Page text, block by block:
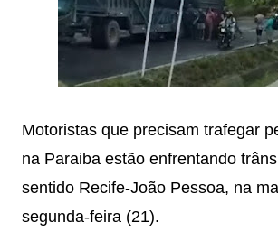
Motoristas que precisam trafegar
na Paraiba estão enfrentando
sentido Recife-João Pessoa, na
segunda-feira (21).